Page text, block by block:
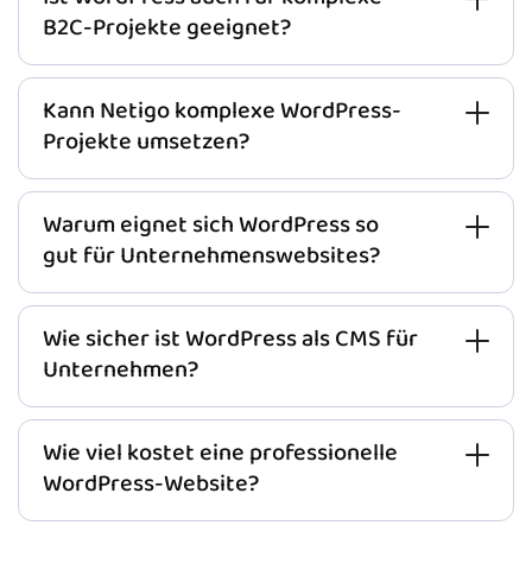
B2C-Projekte geeignet?
Kann Netigo komplexe WordPress-
Projekte umsetzen?
Warum eignet sich WordPress so
gut für Unternehmenswebsites?
Wie sicher ist WordPress als CMS für
Unternehmen?
Wie viel kostet eine professionelle
WordPress-Website?